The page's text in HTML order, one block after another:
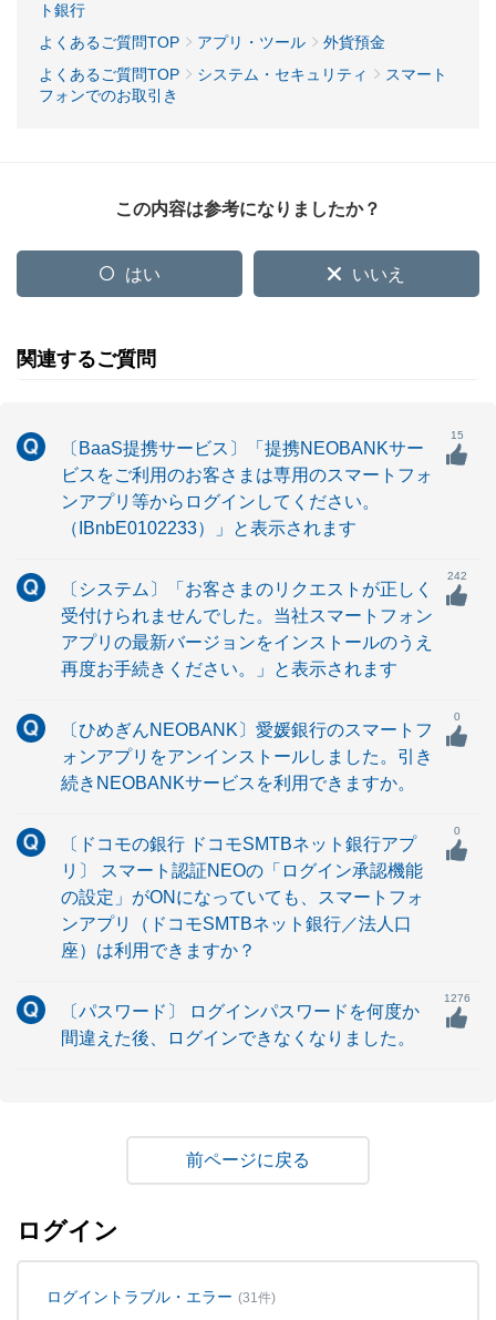
ト銀行
よくあるご質問TOP
アプリ・ツール
外貨預金
よくあるご質問TOP
システム・セキュリティ
スマート
フォンでのお取引き
この内容は参考になりましたか？
はい いいえ
関連するご質問
〔BaaS提携サービス〕「提携NEOBANKサー
ビスをご利用のお客さまは専用のスマートフォ
ンアプリ等からログインしてください。
（IBnbE0102233）」と表示されます
15
〔システム〕「お客さまのリクエストが正しく
受付けられませんでした。当社スマートフォン
アプリの最新バージョンをインストールのうえ
再度お手続きください。」と表示されます
242
〔ひめぎんNEOBANK〕愛媛銀行のスマートフ
ォンアプリをアンインストールしました。引き
続きNEOBANKサービスを利用できますか。
0
〔ドコモの銀行 ドコモSMTBネット銀行アプ
リ〕 スマート認証NEOの「ログイン承認機能
の設定」がONになっていても、スマートフォ
ンアプリ（ドコモSMTBネット銀行／法人口
座）は利用できますか？
0
〔パスワード〕 ログインパスワードを何度か
間違えた後、ログインできなくなりました。
1276
戻る
ログイン
ログイントラブル・エラー (31件)